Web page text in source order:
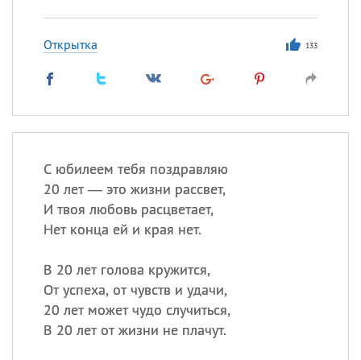
Открытка 133
С юбилеем тебя поздравляю
20 лет — это жизни рассвет,
И твоя любовь расцветает,
Нет конца ей и края нет.
В 20 лет голова кружится,
От успеха, от чувств и удачи,
20 лет может чудо случиться,
В 20 лет от жизни не плачут.